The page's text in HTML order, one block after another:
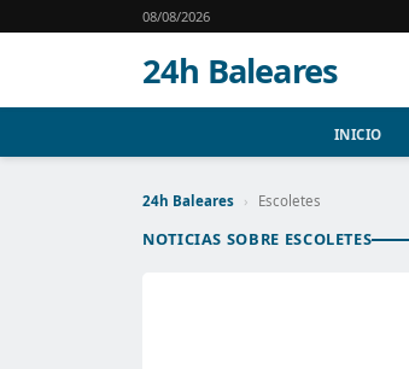
08/08/2026
24h Baleares
INICIO
24h Baleares › Escoletes
NOTICIAS SOBRE ESCOLETES